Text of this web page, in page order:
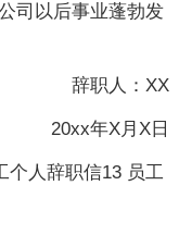
司以后事业蓬勃发
辞职人：XX
20xx年X月X日
个人辞职信13 员工